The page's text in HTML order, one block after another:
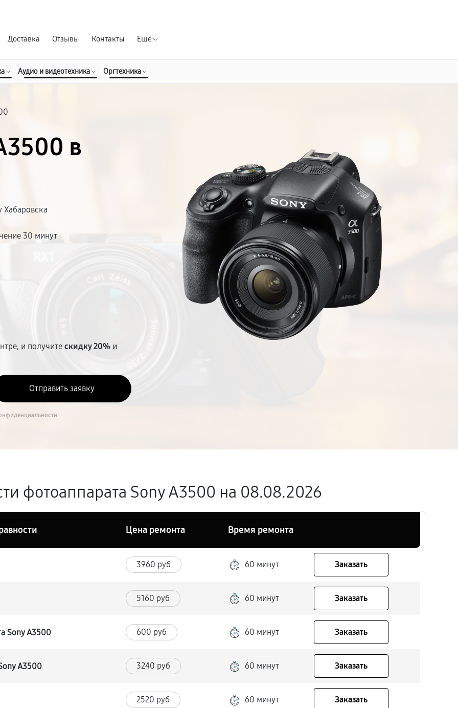
Доставка Отзывы Контакты Ещё
Аудио и видеотехника Оргтехника
в
Хабаровска
30 минут
и получитескидку 20% и
фотоаппарата Sony A3500 на 08.08.2026
Цена ремонта Время ремонта
3960 руб 60 минут Заказать
5160 руб 60 минут Заказать
Sony A3500 600 руб 60 минут Заказать
A3500 3240 руб 60 минут Заказать
2520 руб 60 минут Заказать